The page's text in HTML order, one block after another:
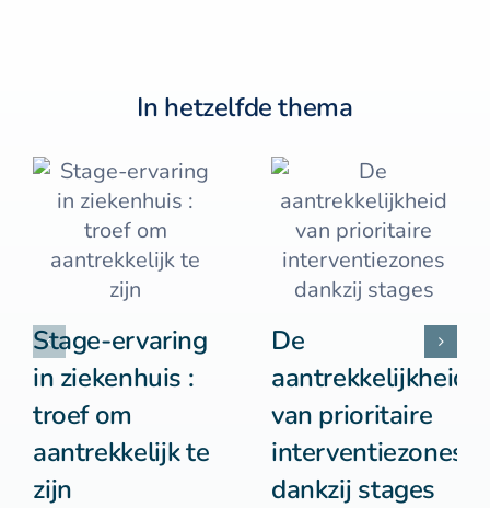
In hetzelfde thema
Stage-ervaring
in ziekenhuis :
troef om
aantrekkelijk te
zijn
De
aantrekkelijkheid
van prioritaire
interventiezones
dankzij stages